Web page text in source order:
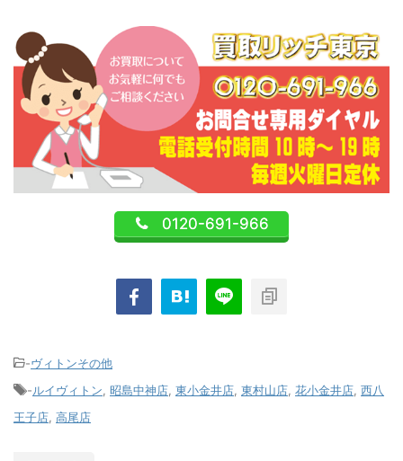
0120-691-966
-ヴィトンその他
-ルイヴィトン, 昭島中神店, 東小金井店, 東村山店, 花小金井店, 西八
王子店, 高尾店